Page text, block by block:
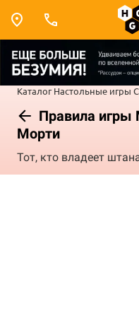
Каталог Настольные игры
Правила игры
Морти
Тот, кто владеет